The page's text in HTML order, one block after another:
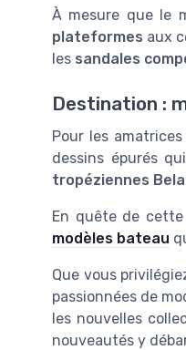
À mesure que le
plateformes aux
les sandales
Destination :
Pour les
dessins épurés
tropéziennes
En quête de cette
modèles bateau
Que vous
passionnées de
les nouvelles
nouveautés y